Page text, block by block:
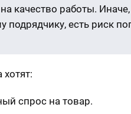
качество работы. Иначе,
подрядчику, есть риск
спрос на товар.